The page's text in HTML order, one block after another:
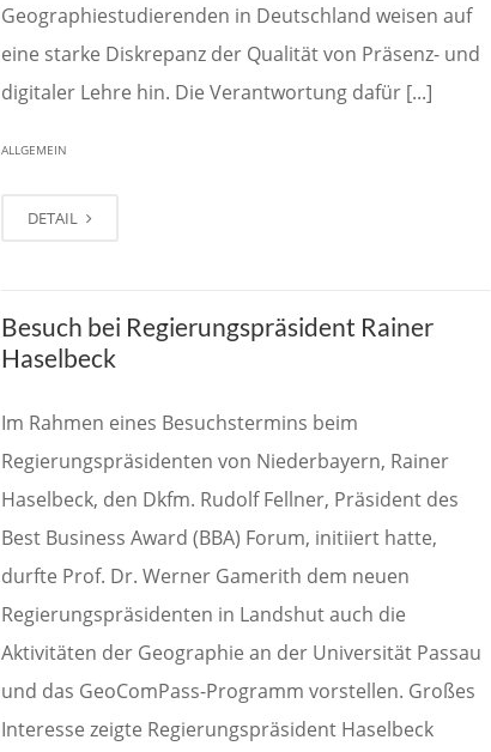
Geographiestudierenden in Deutschland weisen auf
eine starke Diskrepanz der Qualität von Präsenz- und
digitaler Lehre hin. Die Verantwortung dafür [...]
ALLGEMEIN
DETAIL
Besuch bei Regierungspräsident Rainer
Haselbeck
Im Rahmen eines Besuchstermins beim
Regierungspräsidenten von Niederbayern, Rainer
Haselbeck, den Dkfm. Rudolf Fellner, Präsident des
Best Business Award (BBA) Forum, initiiert hatte,
durfte Prof. Dr. Werner Gamerith dem neuen
Regierungspräsidenten in Landshut auch die
Aktivitäten der Geographie an der Universität Passau
und das GeoComPass-Programm vorstellen. Großes
Interesse zeigte Regierungspräsident Haselbeck